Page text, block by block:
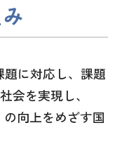
題に対応し、課題
会を実現し、
向上をめざす国